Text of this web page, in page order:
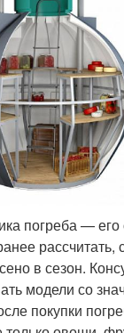
погреба —
рассчитать,
в сезон.
модели со
покупки